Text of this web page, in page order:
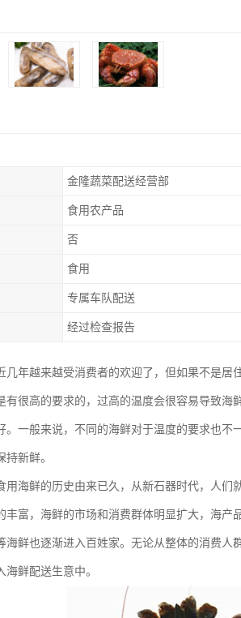
金隆蔬菜配送经营部
食用农产品
否
食用
专属车队配送
经过检查报告
几年越来越受消费者的欢迎了，但如果不是
有很高的要求的，过高的温度会很容易导致海
。一般来说，不同的海鲜对于温度的要求也
持新鲜。
用海鲜的历史由来已久，从新石器时代，人
丰富，海鲜的市场和消费群体明显扩大，海产
海鲜也逐渐进入百姓家。无论从整体的消费人
海鲜配送生意中。